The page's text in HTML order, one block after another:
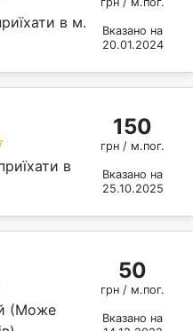
в м.
Вказано на
20.01.2024
в
150
грн / м.пог.
Вказано на
25.10.2025
(Може
50
грн / м.пог.
Вказано на